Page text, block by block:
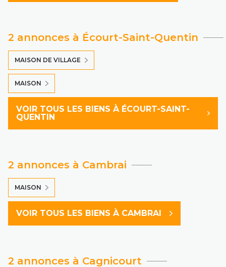
2 annonces à Écourt-Saint-Quentin
MAISON DE VILLAGE
MAISON
VOIR TOUS LES BIENS À ÉCOURT-SAINT-
QUENTIN
2 annonces à Cambrai
MAISON
VOIR TOUS LES BIENS À CAMBRAI
2 annonces à Cagnicourt